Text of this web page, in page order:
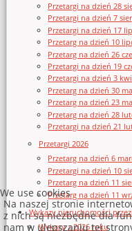
Przetargi na dzień 28
Przetargi na dzień 7
Przetargi na dzień 17
Przetarg na dzień 10
Przetarg na dzień 26
Przetargi na dzień 19
Przetargi na dzień 3
Przetarg na dzień 30
Przetarg na dzień 23
Przetarg na dzień 28
Przetargi na dzień 21
Przetargi 2026
Przetarg na dzień 6
Przetargi na dzień 10
Przetarg na dzień 11
Przetarg na dzień 11
Wykazy nieruchomości
Wykazy z 2026 roku
We use cookies
Na naszej stronie
z nich są niezbędne dla
nam w ulepszaniu tej